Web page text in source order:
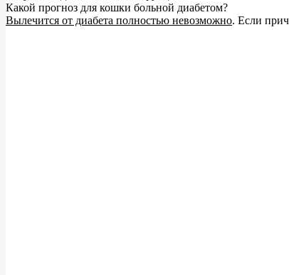
Какой прогноз для кошки больной диабетом?
Вылечится от диабета полностью невозможно. Если